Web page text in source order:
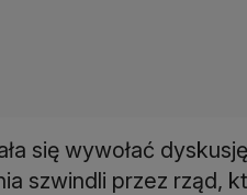
się wywołać
szwindli przez rząd,